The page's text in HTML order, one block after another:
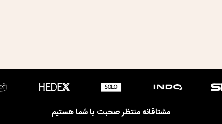
مشتاقانه منتظر صحبت با شما هستیم